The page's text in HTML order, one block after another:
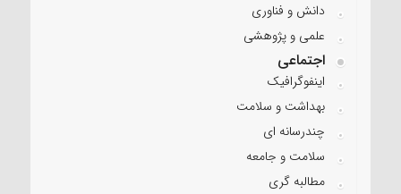
دانش و فناوری
علمی و پژوهشی
اجتماعی
اینفوگرافیک
بهداشت و سلامت
چندرسانه ای
سلامت و جامعه
مطالبه گری